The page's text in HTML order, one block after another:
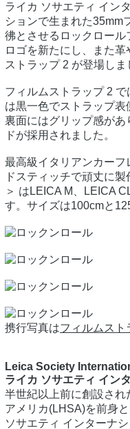
ライカ ソサエティ イン
ションで生まれた35mm
彿とさせるロックロール
ロゴを新たにし、また
ストラップ 2 が登場しま
フィルムストラップ 2
は黒一色でストラップ
裏面にはグリップ感が
ドが採用されました。
最高級イタリアンカー
ドスティッチで頑丈に
＞ はLEICA M、LEICA
す。サイズは100cmと
携行写真はフィルムスト
Leica Society
ライカ ソサエティ イン
半世紀以上前に創設さ
アメリカ(LHSA)を前身
ソサエティ インターナ